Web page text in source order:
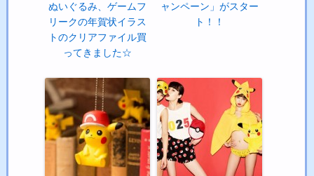
ぬいぐるみ、ゲームフ
リークの年賀状イラス
トのクリアファイル買
ってきました☆
ャンペーン」がスター
ト！！